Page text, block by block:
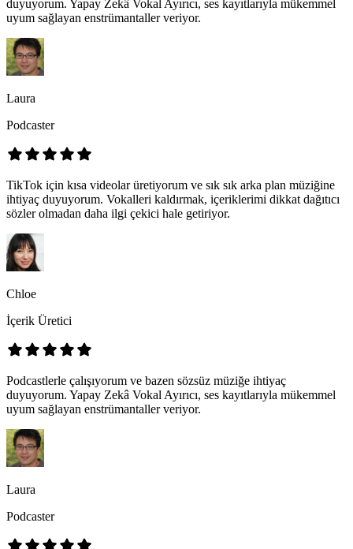
duyuyorum. Yapay Zekâ Vokal Ayırıcı, ses kayıtlarıyla mükemmel
uyum sağlayan enstrümantaller veriyor.
Laura
Podcaster
TikTok için kısa videolar üretiyorum ve sık sık arka plan müziğine
ihtiyaç duyuyorum. Vokalleri kaldırmak, içeriklerimi dikkat dağıtıcı
sözler olmadan daha ilgi çekici hale getiriyor.
Chloe
İçerik Üretici
Podcastlerle çalışıyorum ve bazen sözsüz müziğe ihtiyaç
duyuyorum. Yapay Zekâ Vokal Ayırıcı, ses kayıtlarıyla mükemmel
uyum sağlayan enstrümantaller veriyor.
Laura
Podcaster